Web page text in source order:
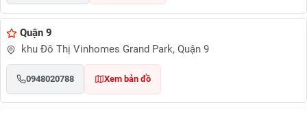
Quận 9
khu Đô Thị Vinhomes Grand Park, Quận 9
0948020788 Xem bản đồ